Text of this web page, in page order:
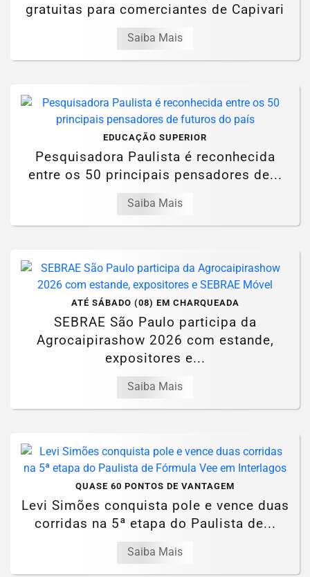
gratuitas para comerciantes de Capivari
Saiba Mais
EDUCAÇÃO SUPERIOR
Pesquisadora Paulista é reconhecida
entre os 50 principais pensadores de...
Saiba Mais
ATÉ SÁBADO (08) EM CHARQUEADA
SEBRAE São Paulo participa da
Agrocaipirashow 2026 com estande,
expositores e...
Saiba Mais
QUASE 60 PONTOS DE VANTAGEM
Levi Simões conquista pole e vence duas
corridas na 5ª etapa do Paulista de...
Saiba Mais